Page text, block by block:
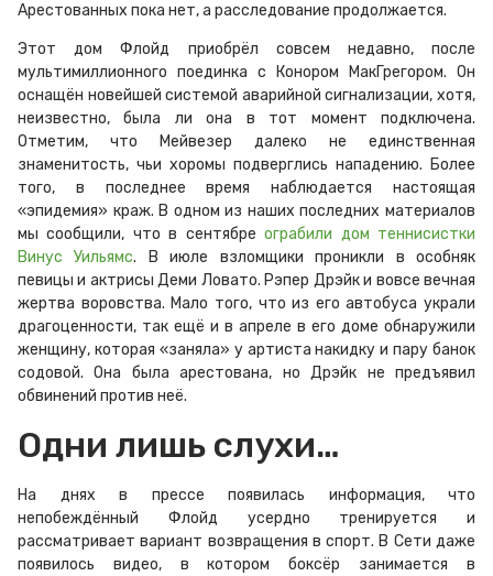
Арестованных пока нет, а расследование продолжается.
Этот дом Флойд приобрёл совсем недавно, после
мультимиллионного поединка с Конором МакГрегором. Он
оснащён новейшей системой аварийной сигнализации, хотя,
неизвестно, была ли она в тот момент подключена.
Отметим, что Мейвезер далеко не единственная
знаменитость, чьи хоромы подверглись нападению. Более
того, в последнее время наблюдается настоящая
«эпидемия» краж. В одном из наших последних материалов
мы сообщили, что в сентябреограбили дом теннисистки
Винус Уильямс. В июле взломщики проникли в особняк
певицы и актрисы Деми Ловато. Рэпер Дрэйк и вовсе вечная
жертва воровства. Мало того, что из его автобуса украли
драгоценности, так ещё и в апреле в его доме обнаружили
женщину, которая «заняла» у артиста накидку и пару банок
содовой. Она была арестована, но Дрэйк не предъявил
обвинений против неё.
Одни лишь слухи…
На днях в прессе появилась информация, что
непобеждённый Флойд усердно тренируется и
рассматривает вариант возвращения в спорт. В Сети даже
появилось видео, в котором боксёр занимается в